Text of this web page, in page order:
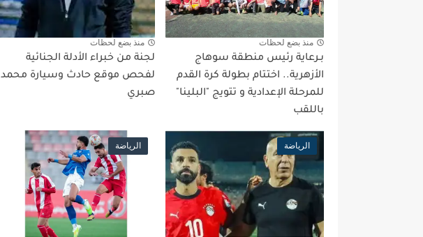
منذ بضع لحظات
بـرعاية رئيس منطقة سوهاج
الأزهرية.. اختتام بطولة كرة القدم
للمرحلة الإعدادية و تتويج "البلينا"
باللقب
منذ بضع لحظات
لجنة من خبراء الأدلة الجنائية
لفحص موقع حادث وسيارة محمد
صبري
الرياضة الرياضة